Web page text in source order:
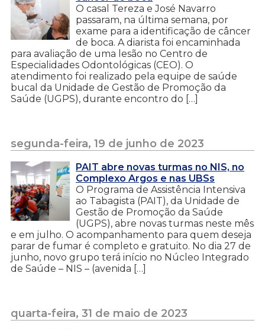
O casal Tereza e José Navarro
passaram, na última semana, por
exame para a identificação de câncer
de boca. A diarista foi encaminhada
para avaliação de uma lesão no Centro de
Especialidades Odontológicas (CEO). O
atendimento foi realizado pela equipe de saúde
bucal da Unidade de Gestão de Promoção da
Saúde (UGPS), durante encontro do […]
segunda-feira, 19 de junho de 2023
PAIT abre novas turmas no NIS, no
Complexo Argos e nas UBSs
O Programa de Assistência Intensiva
ao Tabagista (PAIT), da Unidade de
Gestão de Promoção da Saúde
(UGPS), abre novas turmas neste mês
e em julho. O acompanhamento para quem deseja
parar de fumar é completo e gratuito. No dia 27 de
junho, novo grupo terá início no Núcleo Integrado
de Saúde – NIS – (avenida […]
quarta-feira, 31 de maio de 2023